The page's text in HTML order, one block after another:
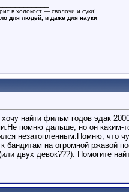
в холокост — сволочи и суки!
для людей, и даже для науки
найти фильм годов эдак
помню дальше, но он каким-
незатопленным.Помню, что
бандитам на огромной ржавой
двух девок???). Помогите